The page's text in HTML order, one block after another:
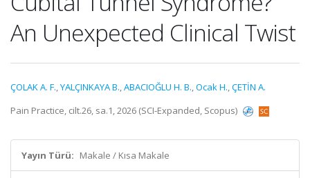
An Unexpected Clinical Twist
ÇOLAK A. F.,YALÇINKAYA B.,ABACIOĞLU H. B.,Ocak H.,ÇETİN A.
Pain Practice, cilt.26, sa.1, 2026 (SCI-Expanded, Scopus)
Yayın Türü: Makale / Kısa Makale